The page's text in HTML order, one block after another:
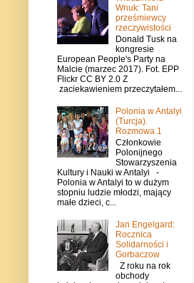
Wnuk: Tani
prześmiewcy
rzeczywistości
Donald Tusk na
kongresie
European People's Party na
Malcie (marzec 2017). Fot. EPP
Flickr CC BY 2.0 Z
zaciekawieniem przeczytałem...
Polonia w Antalyi
(Turcja).
Rozmowa 1
Członkowie
Polonijnego
Stowarzyszenia
Kultury i Nauki w Antalyi -
Polonia w Antalyi to w dużym
stopniu ludzie młodzi, mający
małe dzieci, c...
Jan Engelgard:
Rocznica
Solidarności i
Gorbaczow
Z roku na rok
obchody